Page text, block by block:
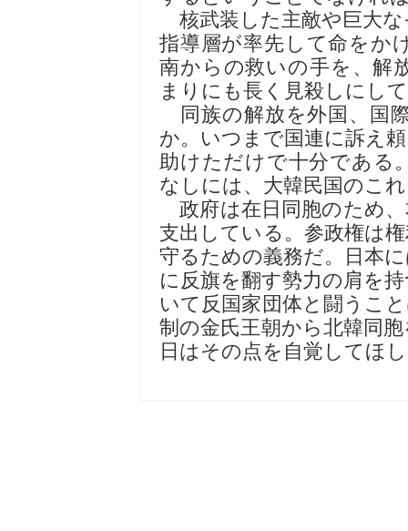
核武装した主敵や巨大
指導層が率先して命をか
南からの救いの手を、解
まりにも長く見殺しにし
同族の解放を外国、国
か。いつまで国連に訴え
助けただけで十分である
なしには、大韓民国のこ
政府は在日同胞のため
支出している。参政権は
守るための義務だ。日本
に反旗を翻す勢力の肩を
いて反国家団体と闘うこ
制の金氏王朝から北韓同
日はその点を自覚してほ